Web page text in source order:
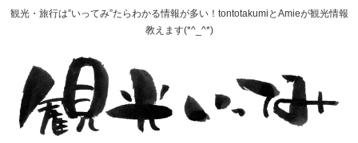
観光・旅行は”いってみ”たらわかる情報が多い！tontotakumiとAmieが観光情報
教えます(*^_^*)